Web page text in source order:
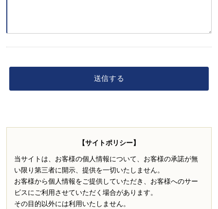
【サイトポリシー】
当サイトは、お客様の個人情報について、お客様の承諾が無
い限り第三者に開示、提供を一切いたしません。
お客様から個人情報をご提供していただき、お客様へのサー
ビスにご利用させていただく場合があります。
その目的以外には利用いたしません。